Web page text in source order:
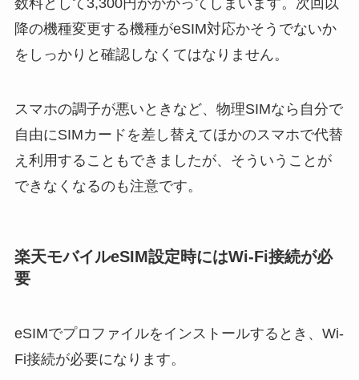
降の機種変更する機種がeSIM対応かそうでないか
をしっかりと確認しなくてはなりません。
スマホの調子が悪いときなど、物理SIMなら自分で
自由にSIMカードを差し替えてほかのスマホで代替
え利用することもできましたが、そういうことが
できなくなるのも注意です。
楽天モバイルeSIM設定時にはWi-Fi接続が必
要
eSIMでプロファイルをインストールするとき、Wi-
Fi接続が必要になります。